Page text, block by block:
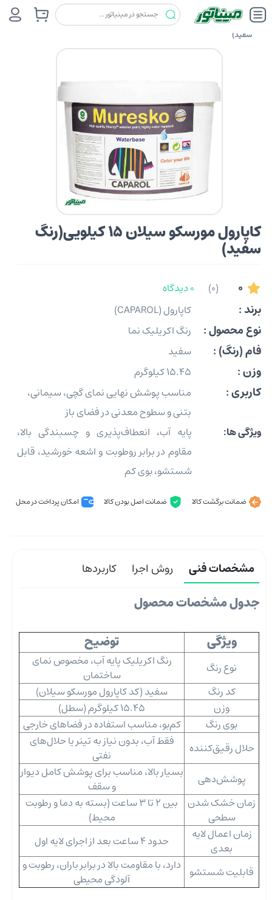
رنگ ها کاپارول (CAPAROL)
کاپارول مورسکو سیلان 15 کیلویی(رنگ
سفید)
کاپارول مورسکو سیلان 15 کیلویی(رنگ
سفید)
0
(0) 0 دیدگاه
برند : کاپارول (CAPAROL)
نوع محصول : رنگ اکریلیک نما
فام (رنگ) : سفید
وزن : 15.45 کیلوگرم
کاربری :
مناسب پوشش نهایی نمای گچی، سیمانی،
بتنی و سطوح معدنی در فضای باز
ویژگی ها:
پایه آب، انعطاف‌پذیری و چسبندگی بالا،
مقاوم در برابر روطوبت و اشعه خورشید، قابل
شستشو، بوی کم
ضمانت برگشت کالا ضمانت اصل بودن کالا امکان پرداخت در محل
مشخصات فنی روش اجرا کاربردها
جدول مشخصات محصول
ویژگی
توضیح
نوع رنگ
رنگ اکریلیک پایه آب، مخصوص نمای
ساختمان
کد رنگ
سفید (کد کاپارول مورسکو سیلان)
وزن
15.45 کیلوگرم (سطل)
بوی رنگ
کم‌بو، مناسب استفاده در فضاهای خارجی
حلال رقیق‌کننده
فقط آب، بدون نیاز به تینر یا حلال‌های
نفتی
پوشش‌دهی
بسیار بالا، مناسب برای پوشش کامل دیوار
و سقف
زمان خشک شدن
سطحی
بین 2 تا 3 ساعت (بسته به دما و رطوبت
محیط)
زمان اعمال لایه
بعدی
حدود 4 ساعت بعد از اجرای لایه اول
قابلیت شستشو دارد، با مقاومت بالا در برابر باران، رطوبت و
آلودگی محیطی